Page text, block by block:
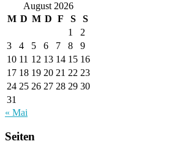
August 2026
M D M D F S
S
1
2
3
4 5 6 7 8
9
10 11 12 13 14 15 16
17 18 19 20 21 22 23
24 25 26 27 28 29 30
31
« Mai
Seiten